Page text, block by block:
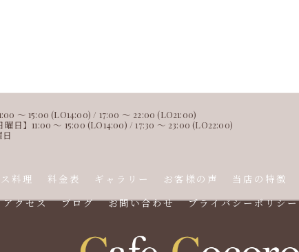
～ 15:00 (LO14:00) / 17:00 ～ 22:00 (LO21:00)
曜日】11:00 ～ 15:00 (LO14:00) / 17:30 ～ 23:00 (LO22:00)
料理 料金表 ギャラリー お客様の声 当店の特徴
アクセス
ブログ お問い合わせ プライバシーポリシー